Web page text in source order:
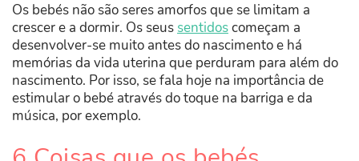
Os bebés não são seres amorfos que se limitam a
crescer e a dormir. Os seus sentidoscomeçam a
desenvolver-se muito antes do nascimento e há
memórias da vida uterina que perduram para além do
nascimento. Por isso, se fala hoje na importância de
estimular o bebé através do toque na barriga e da
música, por exemplo.